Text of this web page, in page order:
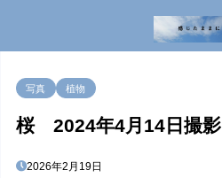
写真 植物
桜 2024年4月14日撮影
2026年2月19日